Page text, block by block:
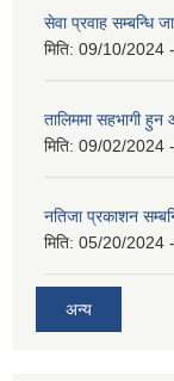
सेवा प्रवाह सम्बन्धि
मिति: 09/10/2024
तालिममा सहभागी
मिति: 09/02/2024
नतिजा प्रकाशन
मिति: 05/20/2024
अन्य